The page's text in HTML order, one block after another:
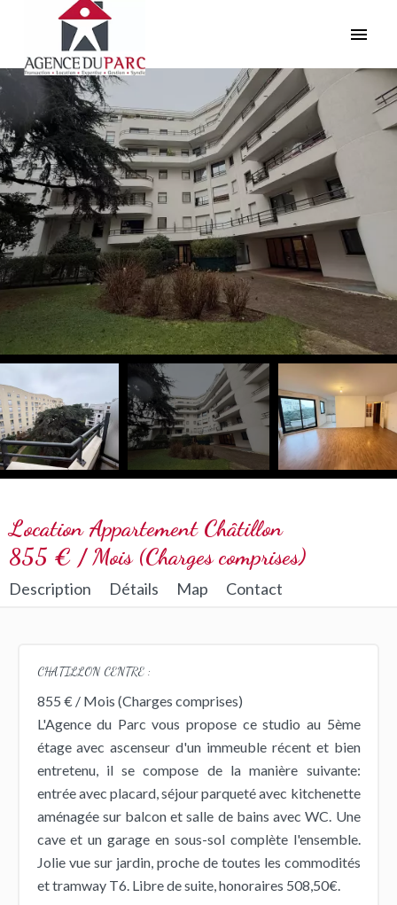
Location Appartement Châtillon
855 € / Mois (Charges comprises)
Description Détails Map Contact
CHATILLON CENTRE :
855 € / Mois (Charges comprises)
L'Agence du Parc vous propose ce studio au 5ème
étage avec ascenseur d'un immeuble récent et bien
entretenu, il se compose de la manière suivante:
entrée avec placard, séjour parqueté avec kitchenette
aménagée sur balcon et salle de bains avec WC. Une
cave et un garage en sous-sol complète l'ensemble.
Jolie vue sur jardin, proche de toutes les commodités
et tramway T6. Libre de suite, honoraires 508,50€.